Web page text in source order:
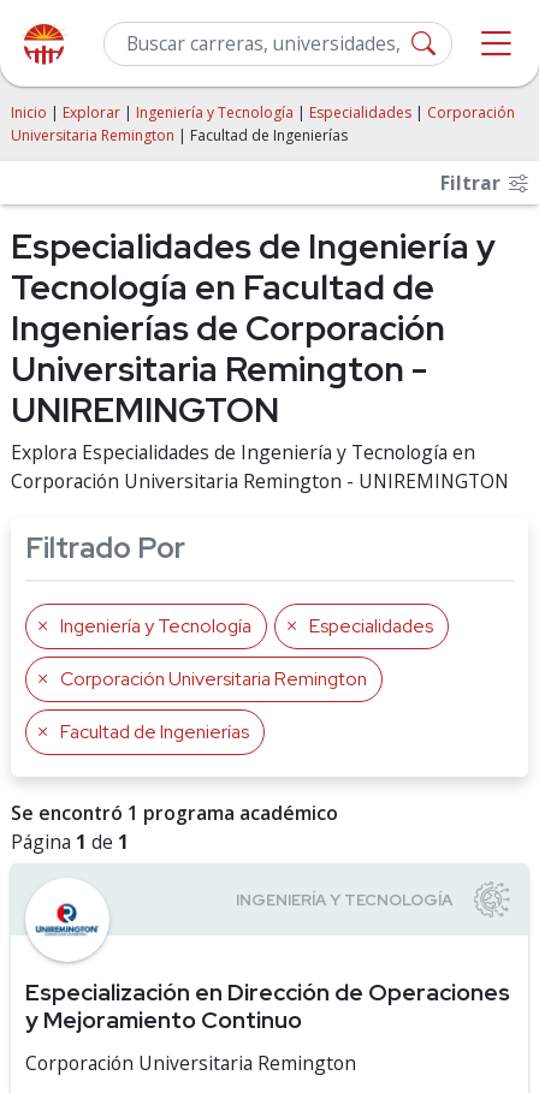
Inicio | Explorar | Ingeniería y Tecnología | Especialidades | Corporación
Universitaria Remington | Facultad de Ingenierías
Filtrar
Especialidades de Ingeniería y
Tecnología en Facultad de
Ingenierías de Corporación
Universitaria Remington -
UNIREMINGTON
Explora Especialidades de Ingeniería y Tecnología en
Corporación Universitaria Remington - UNIREMINGTON
Filtrado Por
Ingeniería y Tecnología Especialidades
Corporación Universitaria Remington
Facultad de Ingenierías
Se encontró 1 programa académico
Página 1 de 1
Especialización en Dirección de Operaciones
y Mejoramiento Continuo
Corporación Universitaria Remington